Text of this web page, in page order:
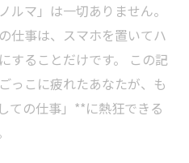
ルマ」は一切ありません。
仕事は、スマホを置いてハ
することだけです。 この記
っこに疲れたあなたが、も
ての仕事」**に熱狂できる